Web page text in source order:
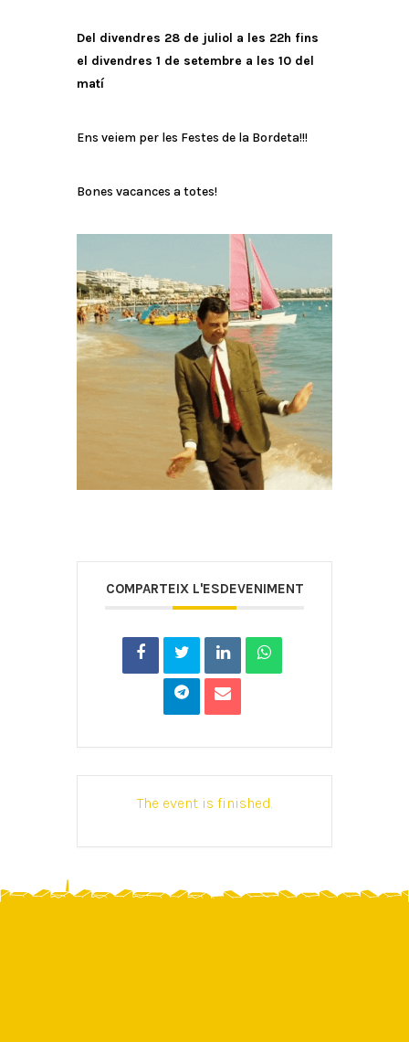
Del divendres 28 de juliol a les 22h fins
el divendres 1 de setembre a les 10 del
matí
Ens veiem per les Festes de la Bordeta!!!
Bones vacances a totes!
COMPARTEIX L'ESDEVENIMENT
The event is finished.